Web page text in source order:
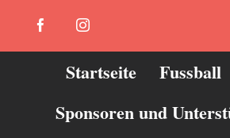
FacebookInstagram
Startseite Fussball
Sponsoren und